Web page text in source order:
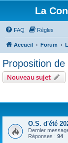
La
FAQ Règles
Accueil Forum
Proposition de
Nouveau sujet
O.S. d'été
Dernier
Réponses : 94